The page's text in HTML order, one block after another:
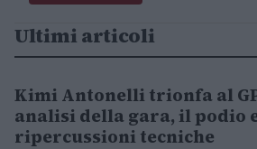
Ultimi articoli
MOTORI
Kimi Antonelli trionfa al
analisi della gara, il podio
ripercussioni tecniche